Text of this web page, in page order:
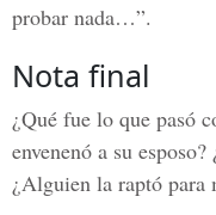
probar nada…”.
Nota final
¿Qué fue lo que pasó
envenenó a su
¿Alguien la raptó para